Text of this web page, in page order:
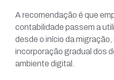
A recomendação é que
contabilidade passem a
desde o início da
incorporação gradual dos
ambiente digital.